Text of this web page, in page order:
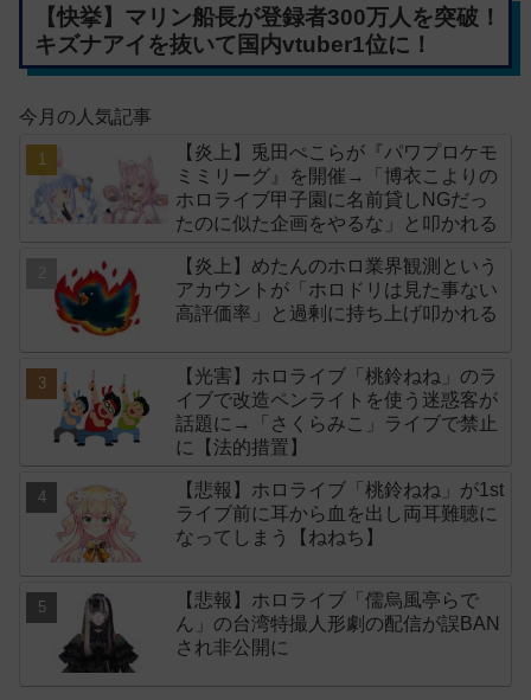
【快挙】マリン船長が登録者300万人を突破！
キズナアイを抜いて国内vtuber1位に！
今月の人気記事
【炎上】兎田ぺこらが『パワプロケモ
ミミリーグ』を開催→「博衣こよりの
ホロライブ甲子園に名前貸しNGだっ
たのに似た企画をやるな」と叩かれる
【炎上】めたんのホロ業界観測という
アカウントが「ホロドリは見た事ない
高評価率」と過剰に持ち上げ叩かれる
【光害】ホロライブ「桃鈴ねね」のラ
イブで改造ペンライトを使う迷惑客が
話題に→「さくらみこ」ライブで禁止
に【法的措置】
【悲報】ホロライブ「桃鈴ねね」が1st
ライブ前に耳から血を出し両耳難聴に
なってしまう【ねねち】
【悲報】ホロライブ「儒烏風亭らで
ん」の台湾特撮人形劇の配信が誤BAN
され非公開に